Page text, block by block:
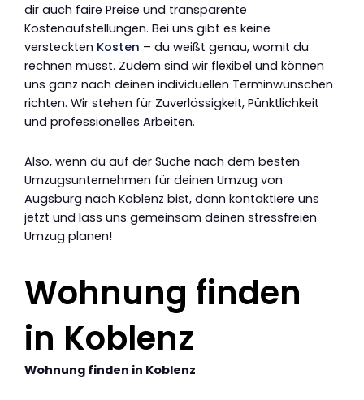
dir auch faire Preise und transparente
Kostenaufstellungen. Bei uns gibt es keine
versteckten Kosten – du weißt genau, womit du
rechnen musst. Zudem sind wir flexibel und können
uns ganz nach deinen individuellen Terminwünschen
richten. Wir stehen für Zuverlässigkeit, Pünktlichkeit
und professionelles Arbeiten.
Also, wenn du auf der Suche nach dem besten
Umzugsunternehmen für deinen Umzug von
Augsburg nach Koblenz bist, dann kontaktiere uns
jetzt und lass uns gemeinsam deinen stressfreien
Umzug planen!
Wohnung finden
in Koblenz
Wohnung finden in Koblenz